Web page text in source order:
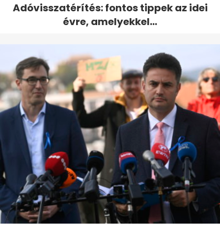
Adóvisszatérítés: fontos tippek az idei
évre, amelyekkel...